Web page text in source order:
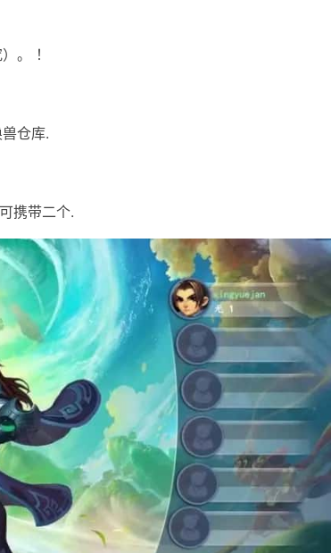
。 ！
仓库.
携带二个.